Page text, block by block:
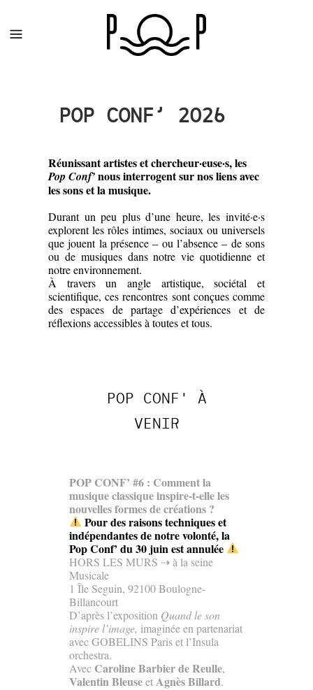
POP CONF’ 2026
Réunissant artistes et chercheur·euse·s, les
Pop Conf’nous interrogent sur nos liens avec
les sons et la musique.
Durant un peu plus d’une heure, les invité·e·s
explorent les rôles intimes, sociaux ou universels
que jouent la présence – ou l’absence – de sons
ou de musiques dans notre vie quotidienne et
notre environnement.
À travers un angle artistique, sociétal et
scientifique, ces rencontres sont conçues comme
des espaces de partage d’expériences et de
réflexions accessibles à toutes et tous.
POP CONF' À
VENIR
POP CONF’ #6 : Comment la
musique classique inspire-t-elle les
nouvelles formes de créations ?
Pour des raisons techniques et
indépendantes de notre volonté, la
Pop Conf’ du 30 juin est annulée
HORS LES MURS ⇢ à la seine
Musicale
1 Île Seguin, 92100 Boulogne-
Billancourt
D’après l’exposition Quand le son
inspire l’image, imaginée en partenariat
avec GOBELINS Paris et l’Insula
orchestra.
Avec Caroline Barbier de Reulle,
Valentin Bleuseet Agnès Billard.